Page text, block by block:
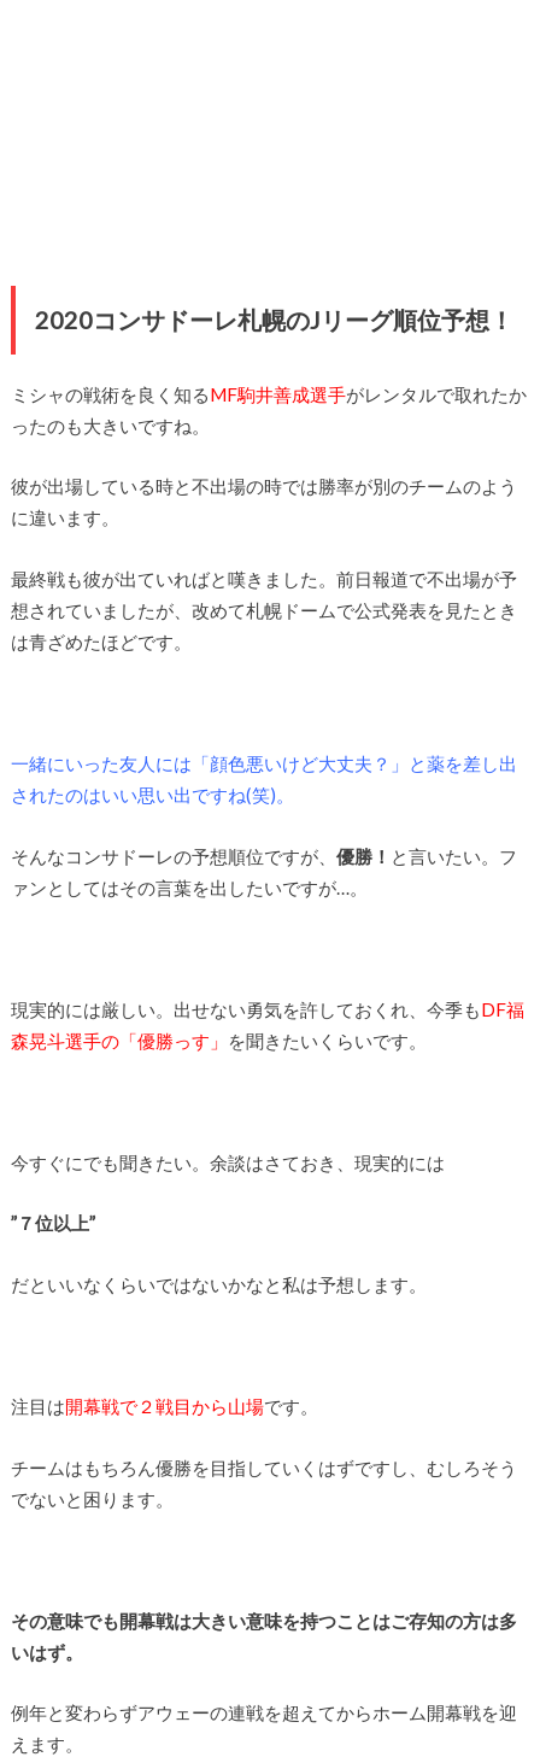
2020コンサドーレ札幌のJリーグ順位予想！
ミシャの戦術を良く知るMF駒井善成選手がレンタルで取れたか
ったのも大きいですね。
彼が出場している時と不出場の時では勝率が別のチームのよう
に違います。
最終戦も彼が出ていればと嘆きました。前日報道で不出場が予
想されていましたが、改めて札幌ドームで公式発表を見たとき
は青ざめたほどです。
一緒にいった友人には「顔色悪いけど大丈夫？」と薬を差し出
されたのはいい思い出ですね(笑)。
そんなコンサドーレの予想順位ですが、 優勝！ と言いたい。フ
ァンとしてはその言葉を出したいですが…。
現実的には厳しい。出せない勇気を許しておくれ、今季もDF福
森晃斗選手の「優勝っす」
を聞きたいくらいです。
今すぐにでも聞きたい。余談はさておき、現実的には
”７位以上”
だといいなくらいではないかなと私は予想します。
注目は開幕戦で２戦目から山場です。
チームはもちろん優勝を目指していくはずですし、むしろそう
でないと困ります。
その意味でも開幕戦は大きい意味を持つことはご存知の方は多
いはず。
例年と変わらずアウェーの連戦を超えてからホーム開幕戦を迎
えます。